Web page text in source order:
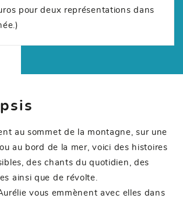
pour deux représentations dans
au sommet de la montagne, sur une
au bord de la mer, voici des histoires
des chants du quotidien, des
ainsi que de révolte.
vous emmènent avec elles dans